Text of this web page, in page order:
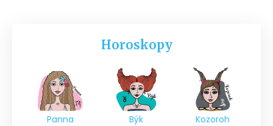
Horoskopy
Panna Býk Kozoroh